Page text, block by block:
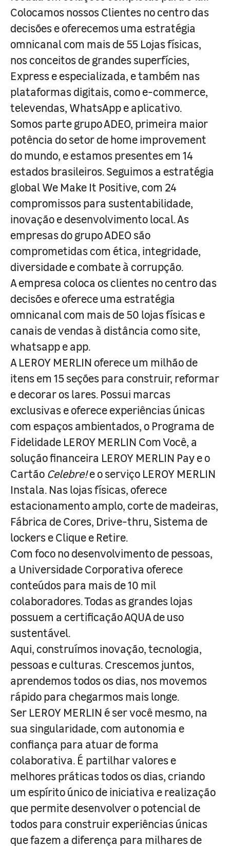
Colocamos nossos Clientes no centro das
decisões e oferecemos uma estratégia
omnicanal com mais de 55 Lojas físicas,
nos conceitos de grandes superfícies,
Express e especializada, e também nas
plataformas digitais, como e-commerce,
televendas, WhatsApp e aplicativo.
Somos parte grupo ADEO, primeira maior
potência do setor de home improvement
do mundo, e estamos presentes em 14
estados brasileiros. Seguimos a estratégia
global We Make It Positive, com 24
compromissos para sustentabilidade,
inovação e desenvolvimento local. As
empresas do grupo ADEO são
comprometidas com ética, integridade,
diversidade e combate à corrupção.
A empresa coloca os clientes no centro das
decisões e oferece uma estratégia
omnicanal com mais de 50 lojas físicas e
canais de vendas à distância como site,
whatsapp e app.
A LEROY MERLIN oferece um milhão de
itens em 15 seções para construir, reformar
e decorar os lares. Possui marcas
exclusivas e oferece experiências únicas
com espaços ambientados, o Programa de
Fidelidade LEROY MERLIN Com Você, a
solução financeira LEROY MERLIN Pay e o
Cartão Celebre!e o serviço LEROY MERLIN
Instala. Nas lojas físicas, oferece
estacionamento amplo, corte de madeiras,
Fábrica de Cores, Drive-thru, Sistema de
lockers e Clique e Retire.
Com foco no desenvolvimento de pessoas,
a Universidade Corporativa oferece
conteúdos para mais de 10 mil
colaboradores. Todas as grandes lojas
possuem a certificação AQUA de uso
sustentável.
Aqui, construímos inovação, tecnologia,
pessoas e culturas. Crescemos juntos,
aprendemos todos os dias, nos movemos
rápido para chegarmos mais longe.
Ser LEROY MERLIN é ser você mesmo, na
sua singularidade, com autonomia e
confiança para atuar de forma
colaborativa. É partilhar valores e
melhores práticas todos os dias, criando
um espírito único de iniciativa e realização
que permite desenvolver o potencial de
todos para construir experiências únicas
que fazem a diferença para milhares de